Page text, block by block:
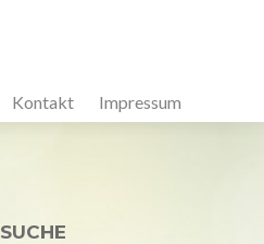
Kontakt Impressum
SUCHE